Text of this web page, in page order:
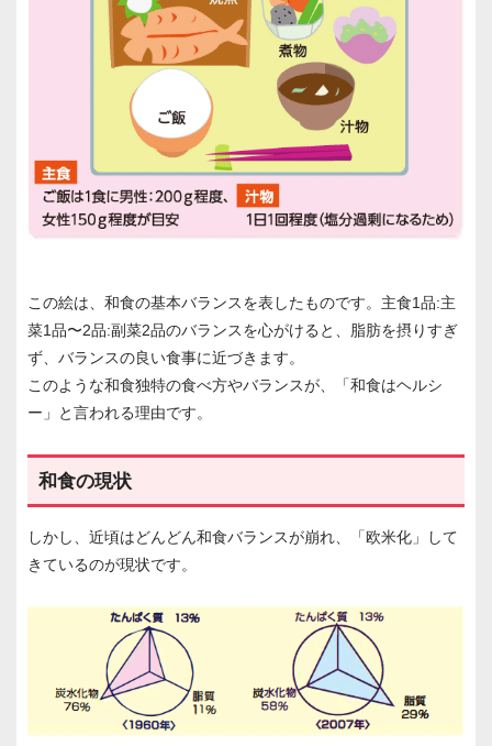
この絵は、和食の基本バランスを表したものです。主食1品:主
菜1品〜2品:副菜2品のバランスを心がけると、脂肪を摂りすぎ
ず、バランスの良い食事に近づきます。
このような和食独特の食べ方やバランスが、「和食はヘルシ
ー」と言われる理由です。
和食の現状
しかし、近頃はどんどん和食バランスが崩れ、「欧米化」して
きているのが現状です。